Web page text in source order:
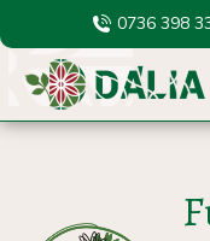
0736 398